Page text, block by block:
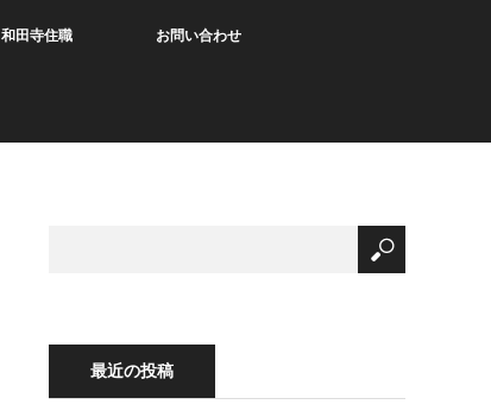
和田寺住職 お問い合わせ
最近の投稿